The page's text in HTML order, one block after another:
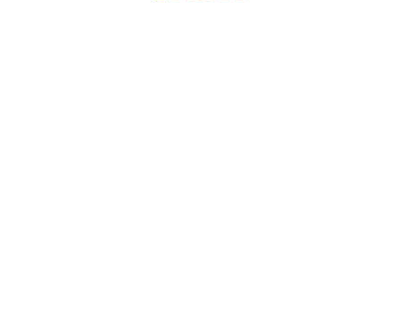
0 1 2 3 4 5